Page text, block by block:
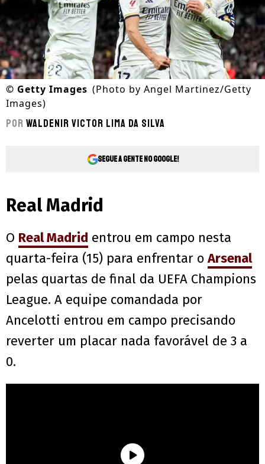
© Getty Images (Photo by Angel Martinez/Getty
Images)
Por Waldenir Victor Lima Da Silva
Segue a gente no Google!
Real Madrid
O Real Madrid entrou em campo nesta
quarta-feira (15) para enfrentar oArsenal
pelas quartas de final da UEFA Champions
League. A equipe comandada por
Ancelotti entrou em campo precisando
reverter um placar nada favorável de 3 a
0.